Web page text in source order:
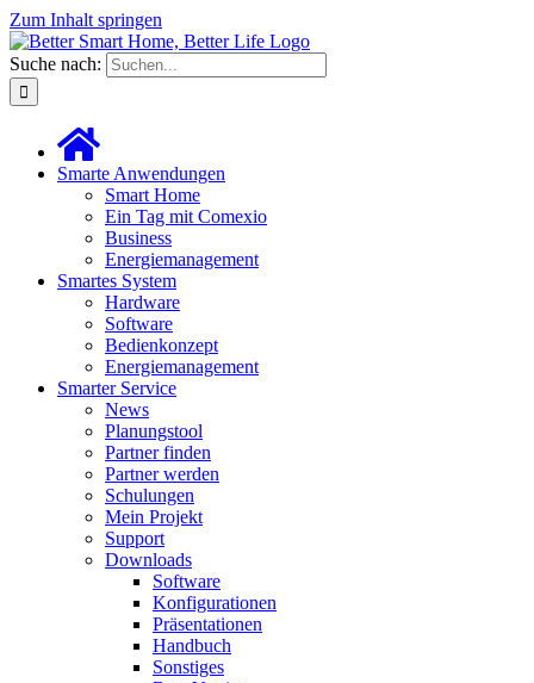
Zum Inhalt springen
Suche nach:
Smarte Anwendungen
Smart Home
Ein Tag mit Comexio
Business
Energiemanagement
Smartes System
Hardware
Software
Bedienkonzept
Energiemanagement
Smarter Service
News
Planungstool
Partner finden
Partner werden
Schulungen
Mein Projekt
Support
Downloads
Software
Konfigurationen
Präsentationen
Handbuch
Sonstiges